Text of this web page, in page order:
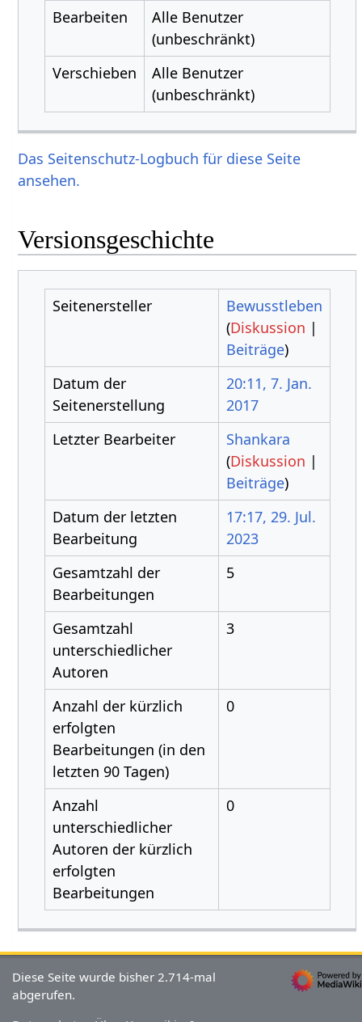
Bearbeiten
Alle Benutzer
(unbeschränkt)
Verschieben
Alle Benutzer
(unbeschränkt)
Das Seitenschutz-Logbuch für diese Seite
ansehen.
Versionsgeschichte
Seitenersteller
Bewusstleben
(Diskussion |
Beiträge)
Datum der
Seitenerstellung
20:11, 7. Jan.
2017
Letzter Bearbeiter
Shankara
(Diskussion |
Beiträge)
Datum der letzten
Bearbeitung
17:17, 29. Jul.
2023
Gesamtzahl der
Bearbeitungen
5
Gesamtzahl
unterschiedlicher
Autoren
3
Anzahl der kürzlich
erfolgten
Bearbeitungen (in den
letzten 90 Tagen)
0
Anzahl
unterschiedlicher
Autoren der kürzlich
erfolgten
Bearbeitungen
0
Diese Seite wurde bisher 2.714-mal
abgerufen.